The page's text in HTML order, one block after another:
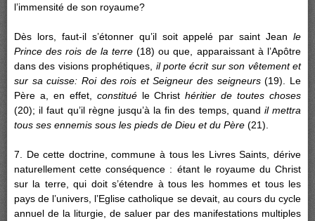
l’immensité de son royaume?
Dès lors, faut-il s’étonner qu’il soit appelé par saint Jean le
Prince des rois de la terre(18) ou que, apparaissant à l’Apôtre
dans des visions prophétiques, il porte écrit sur son vêtement et
sur sa cuisse: Roi des rois et Seigneur des seigneurs(19). Le
Père a, en effet, constituéle Christhéritier de toutes choses
(20); il faut qu’il règne jusqu’à la fin des temps, quand il mettra
tous ses ennemis sous les pieds de Dieu et du Père (21).
7. De cette doctrine, commune à tous les Livres Saints, dérive
naturellement cette conséquence : étant le royaume du Christ
sur la terre, qui doit s’étendre à tous les hommes et tous les
pays de l’univers, l’Eglise catholique se devait, au cours du cycle
annuel de la liturgie, de saluer par des manifestations multiples